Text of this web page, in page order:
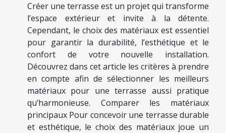
Créer une terrasse est un projet qui transforme
l’espace extérieur et invite à la détente.
Cependant, le choix des matériaux est essentiel
pour garantir la durabilité, l’esthétique et le
confort de votre nouvelle installation.
Découvrez dans cet article les critères à prendre
en compte afin de sélectionner les meilleurs
matériaux pour une terrasse aussi pratique
qu’harmonieuse. Comparer les matériaux
principaux Pour concevoir une terrasse durable
et esthétique, le choix des matériaux joue un